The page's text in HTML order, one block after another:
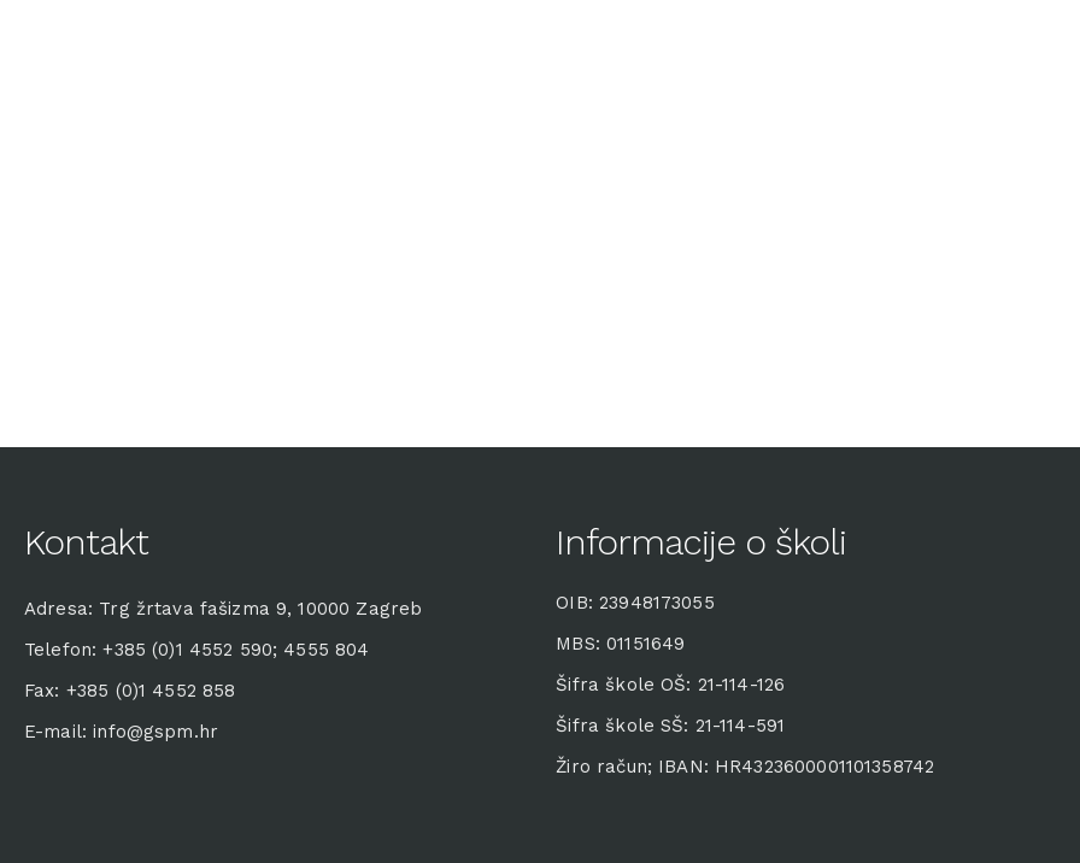
Kontakt
Adresa: Trg žrtava fašizma 9, 10000 Zagreb
Telefon: +385 (0)1 4552 590; 4555 804
Fax: +385 (0)1 4552 858
E-mail: info@gspm.hr
Informacije o školi
OIB: 23948173055
MBS: 01151649
Šifra škole OŠ: 21-114-126
Šifra škole SŠ: 21-114-591
Žiro račun; IBAN: HR4323600001101358742